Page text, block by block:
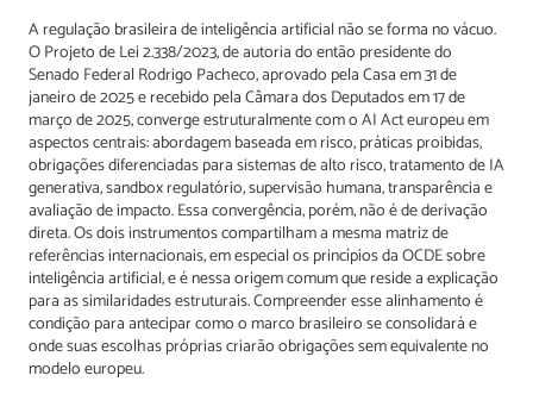
A regulação brasileira de inteligência artificial não se forma no vácuo.
O Projeto de Lei 2.338/2023, de autoria do então presidente do
Senado Federal Rodrigo Pacheco, aprovado pela Casa em 31 de
janeiro de 2025 e recebido pela Câmara dos Deputados em 17 de
março de 2025, converge estruturalmente com o AI Act europeu em
aspectos centrais: abordagem baseada em risco, práticas proibidas,
obrigações diferenciadas para sistemas de alto risco, tratamento de IA
generativa, sandbox regulatório, supervisão humana, transparência e
avaliação de impacto. Essa convergência, porém, não é de derivação
direta. Os dois instrumentos compartilham a mesma matriz de
referências internacionais, em especial os princípios da OCDE sobre
inteligência artificial, e é nessa origem comum que reside a explicação
para as similaridades estruturais. Compreender esse alinhamento é
condição para antecipar como o marco brasileiro se consolidará e
onde suas escolhas próprias criarão obrigações sem equivalente no
modelo europeu.